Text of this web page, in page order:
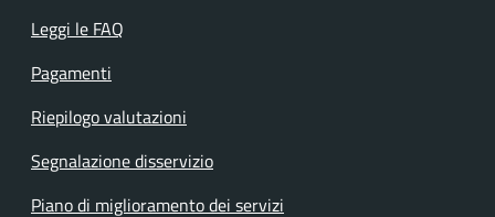
Leggi le FAQ
Pagamenti
Riepilogo valutazioni
Segnalazione disservizio
Piano di miglioramento dei servizi